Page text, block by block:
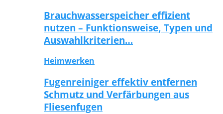
Brauchwasserspeicher effizient
nutzen – Funktionsweise, Typen und
Auswahlkriterien…
Heimwerken
Fugenreiniger effektiv entfernen
Schmutz und Verfärbungen aus
Fliesenfugen